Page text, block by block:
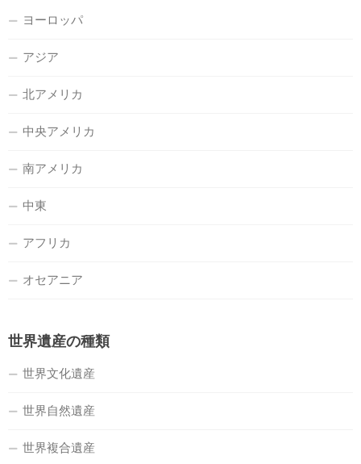
ヨーロッパ
アジア
北アメリカ
中央アメリカ
南アメリカ
中東
アフリカ
オセアニア
世界遺産の種類
世界文化遺産
世界自然遺産
世界複合遺産